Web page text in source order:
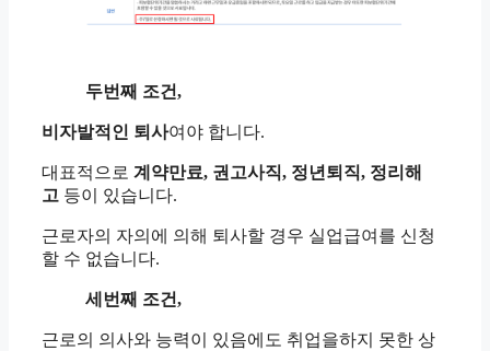
두번째 조건,
비자발적인 퇴사여야 합니다.
대표적으로 계약만료, 권고사직, 정년퇴직, 정리해
고 등이 있습니다.
근로자의 자의에 의해 퇴사할 경우 실업급여를 신청
할 수 없습니다.
세번째 조건,
근로의 의사와 능력이 있음에도 취업을하지 못한 상